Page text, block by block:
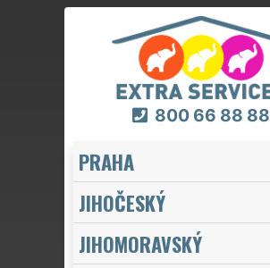
800 66 88 88
PRAHA
JIHOČESKÝ
JIHOMORAVSKÝ